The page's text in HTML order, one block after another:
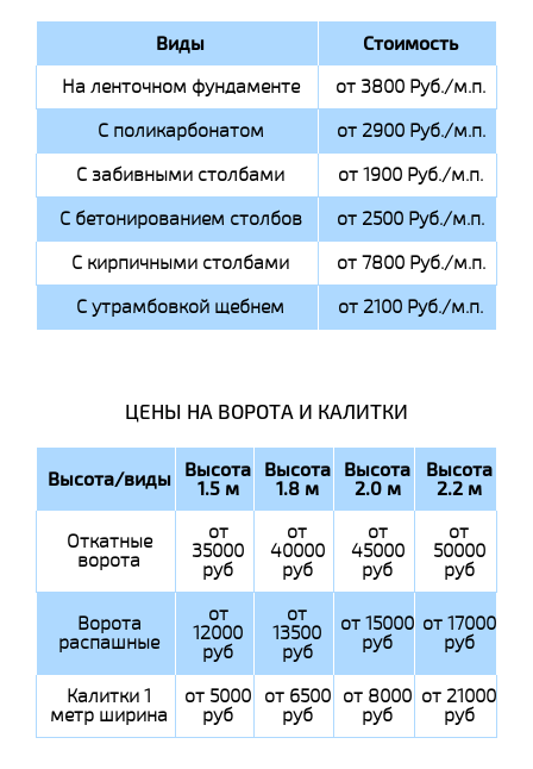
Виды Стоимость
На ленточном фундаменте
от 3800 Руб./м.п.
С поликарбонатом
от 2900 Руб./м.п.
С забивными столбами
от 1900 Руб./м.п.
С бетонированием столбов
от 2500 Руб./м.п.
С кирпичными столбами
от 7800 Руб./м.п.
С утрамбовкой щебнем
от 2100 Руб./м.п.
ЦЕНЫ НА ВОРОТА И КАЛИТКИ
Высота/виды Высота
1.5 м
Высота
1.8 м
Высота
2.0 м
Высота
2.2 м
Откатные
ворота
от
35000
руб
от
40000
руб
от
45000
руб
от
50000
руб
Ворота
распашные
от
12000
руб
от
13500
руб
от 15000
руб
от 17000
руб
Калитки 1
метр ширина
от 5000
руб
от 6500
руб
от 8000
руб
от 21000
руб